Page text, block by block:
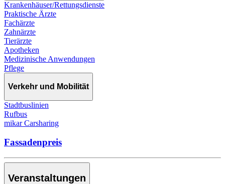
Krankenhäuser/Rettungsdienste
Praktische Ärzte
Fachärzte
Zahnärzte
Tierärzte
Apotheken
Medizinische Anwendungen
Pflege
Verkehr und Mobilität
Stadtbuslinien
Rufbus
mikar Carsharing
Fassadenpreis
Veranstaltungen